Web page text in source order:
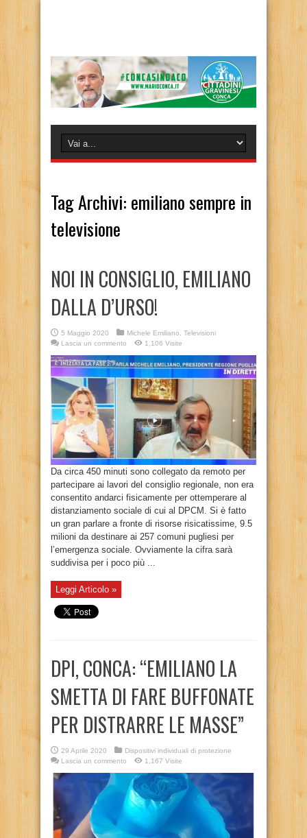
Tag Archivi: emiliano sempre in
televisione
NOI IN CONSIGLIO, EMILIANO
DALLA D’URSO!
5 Maggio 2020 Michele Emiliano
Televisioni
Lascia un commento
1,106 Visite
Da circa 450 minuti sono collegato da remoto per
partecipare ai lavori del consiglio regionale, non era
consentito andarci fisicamente per ottemperare al
distanziamento sociale di cui al DPCM. Si è fatto
un gran parlare a fronte di risorse risicatissime, 9.5
milioni da destinare ai 257 comuni pugliesi per
l’emergenza sociale. Ovviamente la cifra sarà
suddivisa per i poco più ...
Leggi Articolo »
DPI, CONCA: “EMILIANO LA
SMETTA DI FARE BUFFONATE
PER DISTRARRE LE MASSE”
29 Aprile 2020
Dispositivi individuali di protezione
Lascia un commento
1,167 Visite